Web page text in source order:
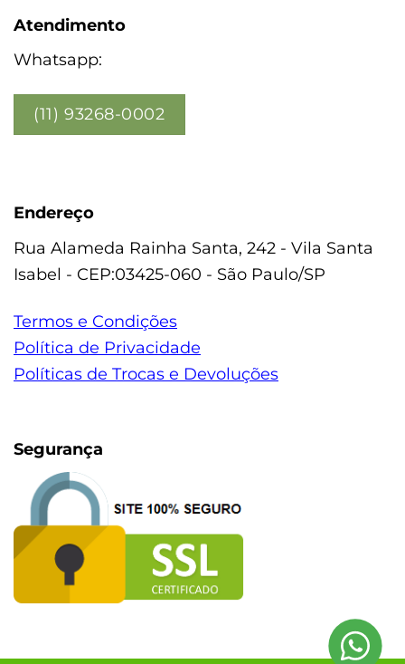
Atendimento
Whatsapp:
(11) 93268-0002
Endereço
Rua Alameda Rainha Santa, 242 - Vila Santa
Isabel - CEP:03425-060 - São Paulo/SP
Termos e Condições
Política de Privacidade
Políticas de Trocas e Devoluções
Segurança